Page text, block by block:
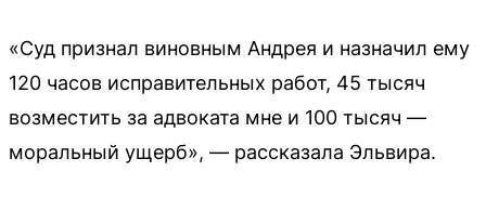
«Суд признал виновным Андрея и назначил ему
120 часов исправительных работ, 45 тысяч
возместить за адвоката мне и 100 тысяч —
моральный ущерб», — рассказала Эльвира.